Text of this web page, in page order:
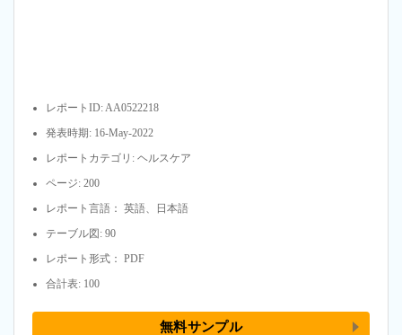
レポートID: AA0522218
発表時期: 16-May-2022
レポートカテゴリ: ヘルスケア
ページ: 200
レポート言語： 英語、日本語
テーブル図: 90
レポート形式： PDF
合計表: 100
無料サンプル